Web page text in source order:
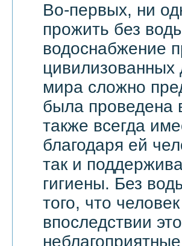
Во-первых, ни
прожить без
водоснабжение
цивилизованных
мира сложно
была проведена
также всегда
благодаря ей
так и
гигиены. Без
того, что
впоследствии